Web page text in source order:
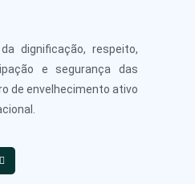
dignificação, respeito,
e segurança das
de envelhecimento ativo